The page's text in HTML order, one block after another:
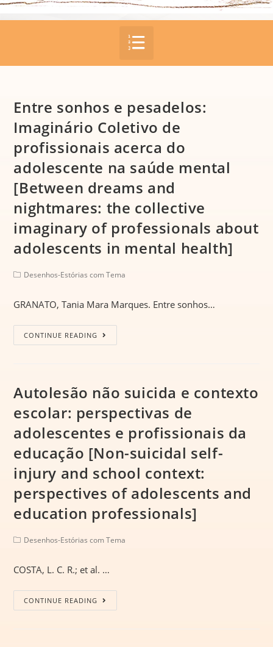
Entre sonhos e pesadelos:
Imaginário Coletivo de
profissionais acerca do
adolescente na saúde mental
[Between dreams and
nightmares: the collective
imaginary of professionals about
adolescents in mental health]
Desenhos-Estórias com Tema
GRANATO, Tania Mara Marques. Entre sonhos…
CONTINUE READING
Autolesão não suicida e contexto
escolar: perspectivas de
adolescentes e profissionais da
educação [Non-suicidal self-
injury and school context:
perspectives of adolescents and
education professionals]
Desenhos-Estórias com Tema
COSTA, L. C. R.; et al. …
CONTINUE READING